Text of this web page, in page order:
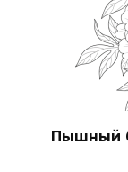
Пышный